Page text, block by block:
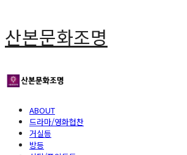
산본문화조명
ABOUT
드라마/영화협찬
거실등
방등